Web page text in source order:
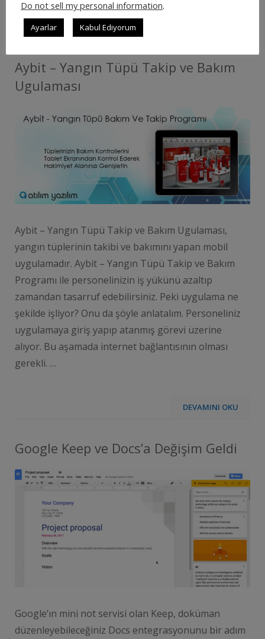
Aybit – Yangın Tüpü Takip ve Bakım
Ugulaması
Aybit – Yangın Tüpü Takip ve Bakım Ugulaması,
yangın tüplerinin takibi ve bakımını yapan mobil
uygulamadır. Aybit – Yangın Tüpü Takip ve Bakım
Programı ile personelinizin iş yükünü azaltıp
zamandan tasarruf edebilirsiniz. Peki uygulama ne
şekilde işliyor? Onu da şöyle anlatalım. Personeliniz
uygulamaya giriş yapıp atanmış görevi üzerine
alıyor. Bu aşamada internet bağlantısının olması
gerekli. …
DEVAMINI OKU
Google Keep ve Docs’a Değişim Geldi
Google’ın mini not servisi olan Keep, doküman
düzenleyebileceğiniz Docs entegrasyonunu bir adım
Do not sell my personal information.
Ayarlar Kabul Ediyorum